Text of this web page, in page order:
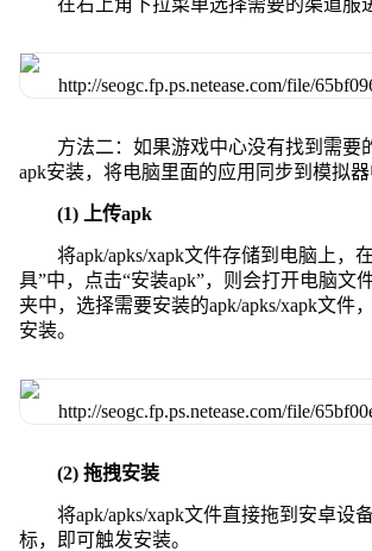
在右上角下拉菜单选择需要的渠道服
方法二：如果游戏中心没有找到需要
apk安装，将电脑里面的应用同步到模拟器
(1) 上传apk
将apk/apks/xapk文件存储到电脑上，
具”中，点击“安装apk”，则会打开电脑文
夹中，选择需要安装的apk/apks/xapk文件
安装。
(2) 拖拽安装
将apk/apks/xapk文件直接拖到安卓设
标，即可触发安装。